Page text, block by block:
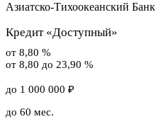
Азиатско-Тихоокеанский Банк
Кредит «Доступный»
от 8,80 %
от 8,80 до 23,90 %
до 1 000 000 ₽
до 60 мес.